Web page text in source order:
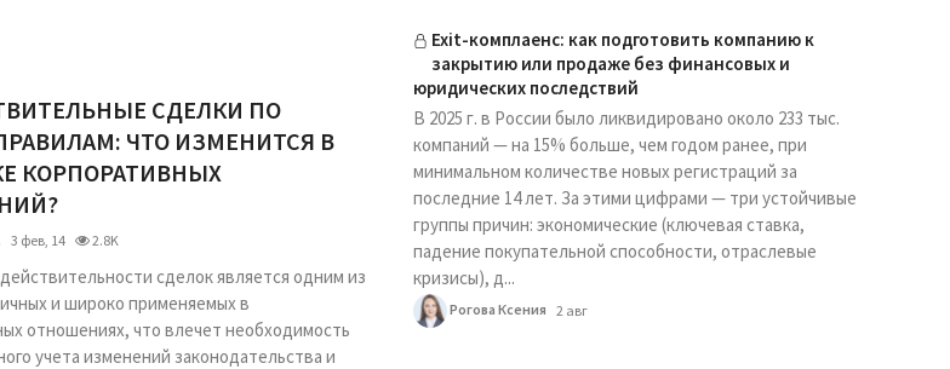
СДЕЛКИ ПО
ЧТО ИЗМЕНИТСЯ В
КОРПОРАТИВНЫХ
3 фев, 14 2.8K
сделок является одним из
и широко применяемых в
отношениях, что влечет необходимость
учета изменений законодательства и
Exit-комплаенс: как подготовить компанию к
закрытию или продаже без финансовых и
юридических последствий
В 2025 г. в России было ликвидировано около 233 тыс.
компаний — на 15% больше, чем годом ранее, при
минимальном количестве новых регистраций за
последние 14 лет. За этими цифрами — три устойчивые
группы причин: экономические (ключевая ставка,
падение покупательной способности, отраслевые
кризисы), д...
Рогова Ксения 2 авг